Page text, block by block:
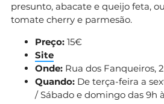
presunto, abacate e queijo feta,
tomate cherry e parmesão.
Preço: 15€
Site
Onde: Rua dos Fanqueiros,
Quando: De terça-feira a
/ Sábado e domingo das 9h